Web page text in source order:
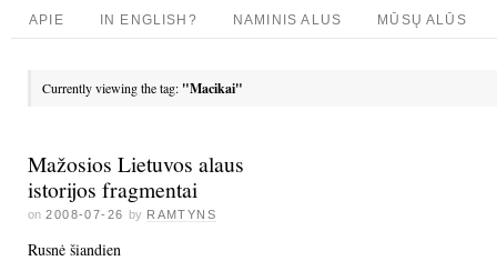
APIE IN ENGLISH? NAMINIS ALUS MŪSŲ ALŪS
Currently viewing the tag: "Macikai"
Mažosios Lietuvos alaus
istorijos fragmentai
on 2008-07-26 by RAMTYNS
Rusnė šiandien